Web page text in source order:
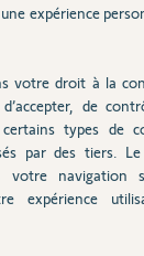
au fil de
d'un installateur
expérience
votre droit à la
de
types de
par des tiers.
votre
expérience